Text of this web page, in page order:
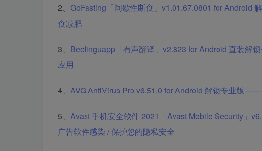
2、 GoFasting「间歇性断食」v1.01.67.0801 for
食减肥
3、 Beelinguapp「有声翻译」v2.823 for Android 直装
应用
4、 AVG AntiVirus Pro v6.51.0 for Android 解锁专业版
5、 Avast 手机安全软件 2021「Avast Mobile Security」
广告软件感染 / 保护您的隐私安全